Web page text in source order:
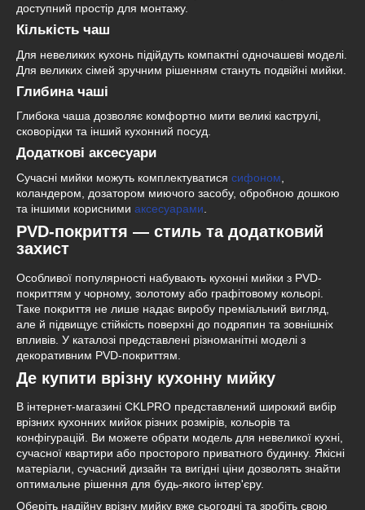
доступний простір для монтажу.
Кількість чаш
Для невеликих кухонь підійдуть компактні одночашеві моделі.
Для великих сімей зручним рішенням стануть подвійні мийки.
Глибина чаші
Глибока чаша дозволяє комфортно мити великі каструлі,
сковорідки та інший кухонний посуд.
Додаткові аксесуари
Сучасні мийки можуть комплектуватися сифоном
коландером, дозатором миючого засобу, обробною дошкою
та іншими корисними аксесуарами
PVD-покриття — стиль та додатковий
захист
Особливої популярності набувають кухонні мийки з PVD-
покриттям у чорному, золотому або графітовому кольорі.
Таке покриття не лише надає виробу преміальний вигляд,
але й підвищує стійкість поверхні до подряпин та зовнішніх
впливів. У каталозі представлені різноманітні моделі з
декоративним PVD-покриттям.
Де купити врізну кухонну мийку
В інтернет-магазині CKLPRO представлений широкий вибір
врізних кухонних мийок різних розмірів, кольорів та
конфігурацій. Ви можете обрати модель для невеликої кухні,
сучасної квартири або просторого приватного будинку. Якісні
матеріали, сучасний дизайн та вигідні ціни дозволять знайти
оптимальне рішення для будь-якого інтер'єру.
Оберіть надійну врізну мийку вже сьогодні та зробіть свою